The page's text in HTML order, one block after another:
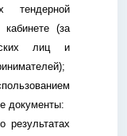
тендерной
(за
лиц и
документы:
результатах